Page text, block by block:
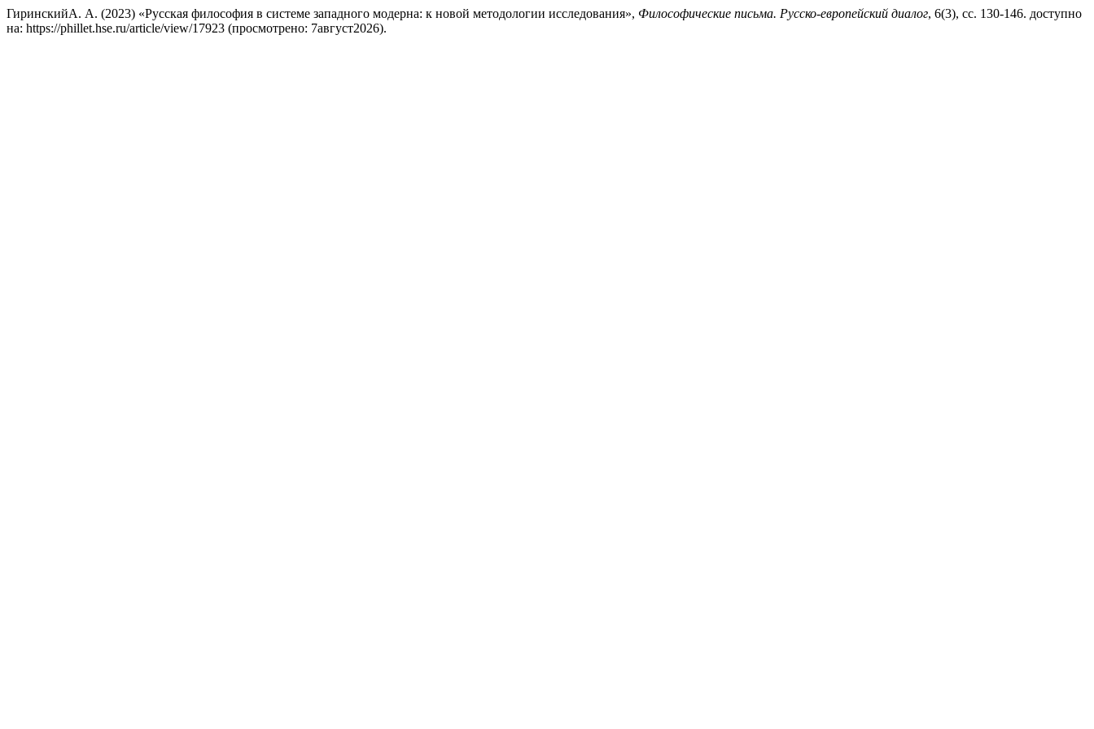
ГиринскийА. А. (2023) «Русская философия в системе западного модерна: к новой методологии исследования», Философические письма. Русско-европейский диалог, 6(3), сс. 130-146. доступно
на: https://phillet.hse.ru/article/view/17923 (просмотрено: 7август2026).